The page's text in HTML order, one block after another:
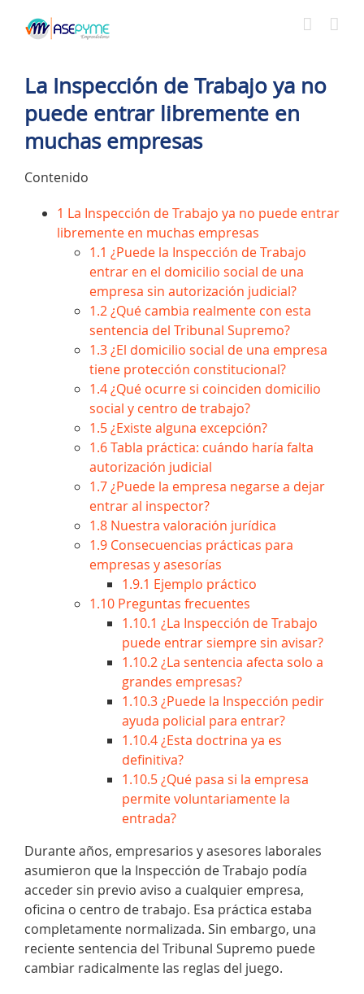
La Inspección de Trabajo ya no
puede entrar libremente en
muchas empresas
Contenido
1 La Inspección de Trabajo ya no puede entrar
libremente en muchas empresas
1.1 ¿Puede la Inspección de Trabajo
entrar en el domicilio social de una
empresa sin autorización judicial?
1.2¿Qué cambia realmente con esta
sentencia del Tribunal Supremo?
1.3¿El domicilio social de una empresa
tiene protección constitucional?
1.4¿Qué ocurre si coinciden domicilio
social y centro de trabajo?
1.5¿Existe alguna excepción?
1.6Tabla práctica: cuándo haría falta
autorización judicial
1.7¿Puede la empresa negarse a dejar
entrar al inspector?
1.8 Nuestra valoración jurídica
1.9 Consecuencias prácticas para
empresas y asesorías
1.9.1 Ejemplo práctico
1.10 Preguntas frecuentes
1.10.1 ¿La Inspección de Trabajo
puede entrar siempre sin avisar?
1.10.2¿La sentencia afecta solo a
grandes empresas?
1.10.3¿Puede la Inspección pedir
ayuda policial para entrar?
1.10.4¿Esta doctrina ya es
definitiva?
1.10.5¿Qué pasa si la empresa
permite voluntariamente la
entrada?
Durante años, empresarios y asesores laborales
asumieron que la Inspección de Trabajo podía
acceder sin previo aviso a cualquier empresa,
oficina o centro de trabajo. Esa práctica estaba
completamente normalizada. Sin embargo, una
reciente sentencia del Tribunal Supremo puede
cambiar radicalmente las reglas del juego.